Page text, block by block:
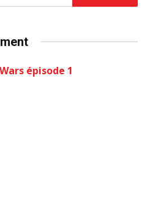
épisode 1